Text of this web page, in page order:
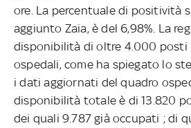
ore. La percentuale di positività
aggiunto Zaia, è del 6,98%. La
disponibilità di oltre 4.000 posti
ospedali, come ha spiegato lo
i dati aggiornati del quadro
disponibilità totale è di 13.820
dei quali 9.787 già occupati ; di